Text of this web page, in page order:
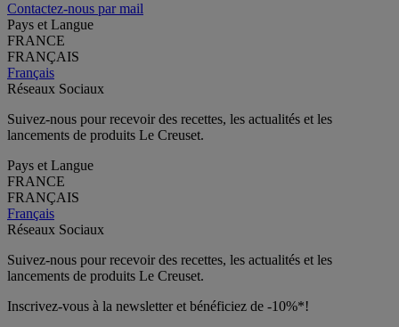
Contactez-nous par mail
Pays et Langue
FRANCE
FRANÇAIS
Français
Réseaux Sociaux
Suivez-nous pour recevoir des recettes, les actualités et les
lancements de produits Le Creuset.
Pays et Langue
FRANCE
FRANÇAIS
Français
Réseaux Sociaux
Suivez-nous pour recevoir des recettes, les actualités et les
lancements de produits Le Creuset.
Inscrivez-vous à la newsletter et bénéficiez de -10%*!